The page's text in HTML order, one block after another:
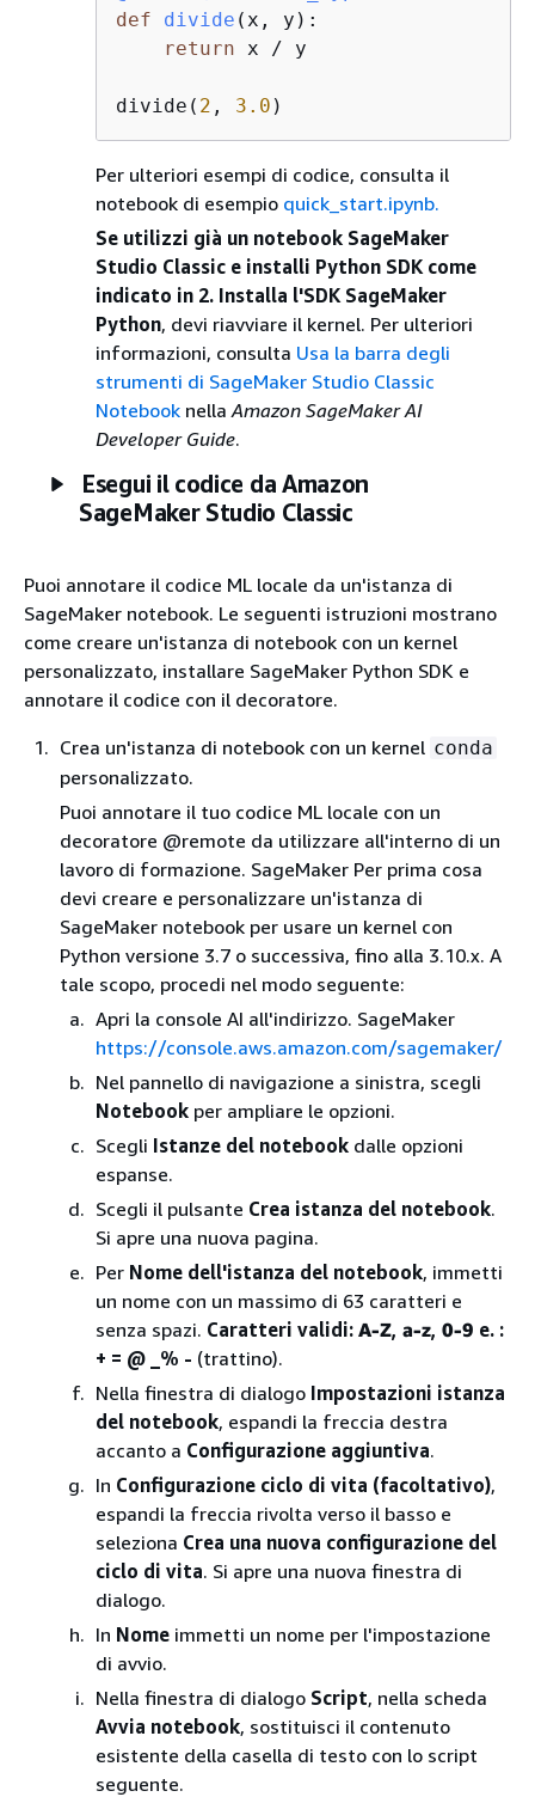
def
divide ( x, y ):
return x / y
divide( 2 , 3.0 )
Per ulteriori esempi di codice, consulta il
notebook di esempio quick_start.ipynb.
Se utilizzi già un notebook SageMaker
Studio Classic e installi Python SDK come
indicato in 2. Installa l'SDK SageMaker
Python, devi riavviare il kernel. Per ulteriori
informazioni, consulta Usa la barra degli
strumenti di SageMaker Studio Classic
Notebook nella Amazon SageMaker AI
Developer Guide.
Esegui il codice da Amazon
SageMaker Studio Classic
Puoi annotare il codice ML locale da un'istanza di
SageMaker notebook. Le seguenti istruzioni mostrano
come creare un'istanza di notebook con un kernel
personalizzato, installare SageMaker Python SDK e
annotare il codice con il decoratore.
Crea un'istanza di notebook con un kernel conda
personalizzato.
Puoi annotare il tuo codice ML locale con un
decoratore @remote da utilizzare all'interno di un
lavoro di formazione. SageMaker Per prima cosa
devi creare e personalizzare un'istanza di
SageMaker notebook per usare un kernel con
Python versione 3.7 o successiva, fino alla 3.10.x. A
tale scopo, procedi nel modo seguente:
Apri la console AI all'indirizzo. SageMaker
https://console.aws.amazon.com/sagemaker/
Nel pannello di navigazione a sinistra, scegli
Notebook per ampliare le opzioni.
Scegli Istanze del notebook dalle opzioni
espanse.
Scegli il pulsante Crea istanza del notebook.
Si apre una nuova pagina.
Per Nome dell'istanza del notebook, immetti
un nome con un massimo di 63 caratteri e
senza spazi. Caratteri validi: A-Z, a-z, 0-9 e. :
+ = @ % - (trattino).
Nella finestra di dialogo Impostazioni istanza
del notebook, espandi la freccia destra
accanto a Configurazione aggiuntiva.
In Configurazione ciclo di vita (facoltativo),
espandi la freccia rivolta verso il basso e
seleziona Crea una nuova configurazione del
ciclo di vita. Si apre una nuova finestra di
dialogo.
In Nome immetti un nome per l'impostazione
di avvio.
Nella finestra di dialogo Script, nella scheda
Avvia notebook, sostituisci il contenuto
esistente della casella di testo con lo script
seguente.